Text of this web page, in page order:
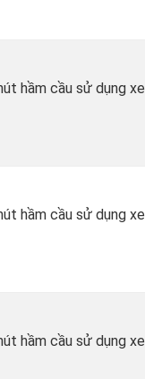
hầm cầu sử dụng
hầm cầu sử dụng
hầm cầu sử dụng